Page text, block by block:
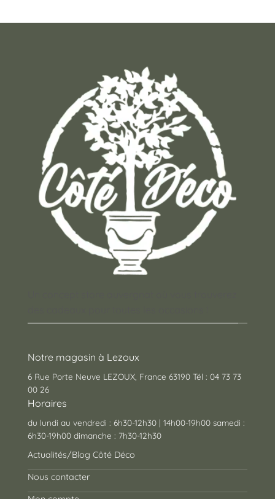
Notre magasin à Lezoux
6 Rue Porte Neuve LEZOUX, France 63190 Tél : 04 73 73
00 26
Horaires
du lundi au vendredi : 6h30-12h30 | 14h00-19h00 samedi :
6h30-19h00 dimanche : 7h30-12h30
Actualités/Blog Côté Déco
Nous contacter